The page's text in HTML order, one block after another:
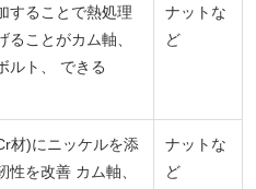
することで熱処理
ることがカム軸、
ルト、 できる
ナットな
ど
材)にニッケルを添
性を改善 カム軸、
ナットな
ど